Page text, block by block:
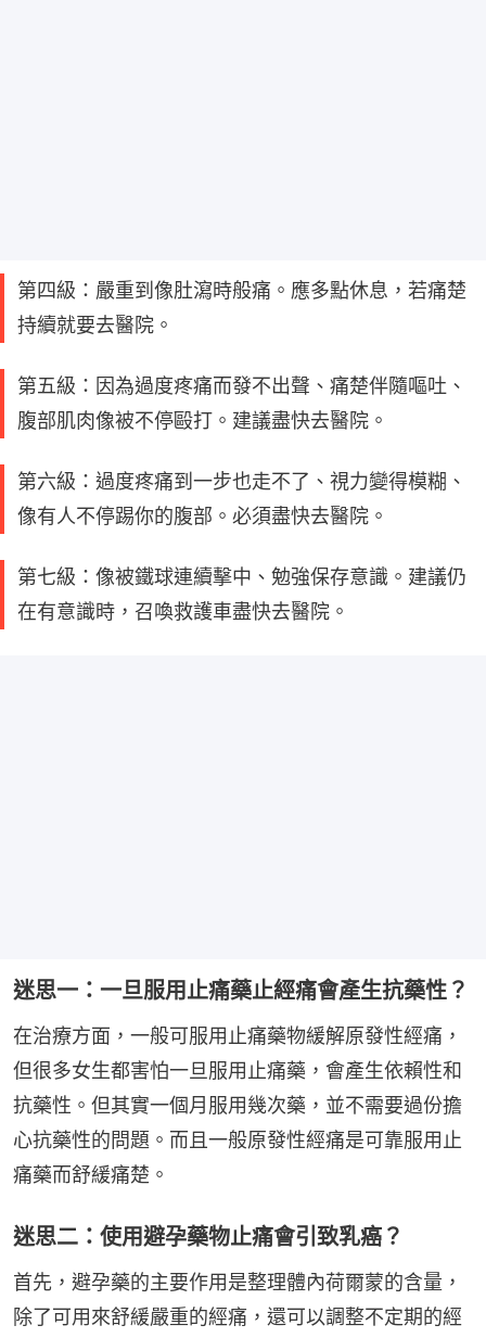
第四級：嚴重到像肚瀉時般痛。應多點休息，若痛楚
持續就要去醫院。
第五級：因為過度疼痛而發不出聲、痛楚伴隨嘔吐、
腹部肌肉像被不停毆打。建議盡快去醫院。
第六級：過度疼痛到一步也走不了、視力變得模糊、
像有人不停踢你的腹部。必須盡快去醫院。
第七級：像被鐵球連續擊中、勉強保存意識。建議仍
在有意識時，召喚救護車盡快去醫院。
迷思一：一旦服用止痛藥止經痛會產生抗藥性？
在治療方面，一般可服用止痛藥物緩解原發性經痛，
但很多女生都害怕一旦服用止痛藥，會產生依賴性和
抗藥性。但其實一個月服用幾次藥，並不需要過份擔
心抗藥性的問題。而且一般原發性經痛是可靠服用止
痛藥而舒緩痛楚。
迷思二：使用避孕藥物止痛會引致乳癌？
首先，避孕藥的主要作用是整理體內荷爾蒙的含量，
除了可用來舒緩嚴重的經痛，還可以調整不定期的經